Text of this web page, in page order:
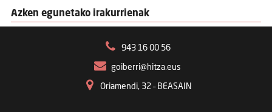
Azken egunetako irakurrienak
943 16 00 56
goiberri@hitza.eus
Oriamendi, 32 – BEASAIN